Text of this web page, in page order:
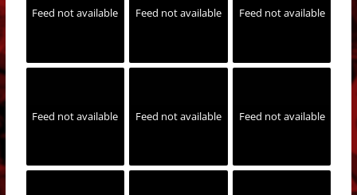
Feed not available Feed not available Feed not available
Feed not available Feed not available Feed not available